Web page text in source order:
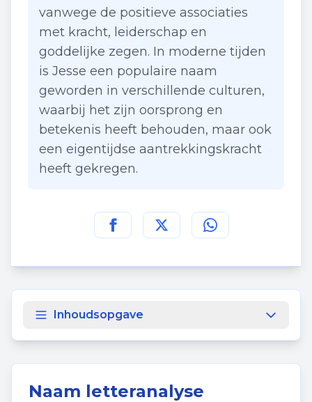
vanwege de positieve associaties
met kracht, leiderschap en
goddelijke zegen. In moderne tijden
is Jesse een populaire naam
geworden in verschillende culturen,
waarbij het zijn oorsprong en
betekenis heeft behouden, maar ook
een eigentijdse aantrekkingskracht
heeft gekregen.
Deel deze pagina op
Deel deze pagina op
Deel deze pagina
Inhoudsopgave
Naam letteranalyse